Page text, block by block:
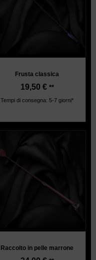
Frusta classica
19,50 € **
Tempi di consegna: 5-7 giorni*
Raccolto in pelle marrone